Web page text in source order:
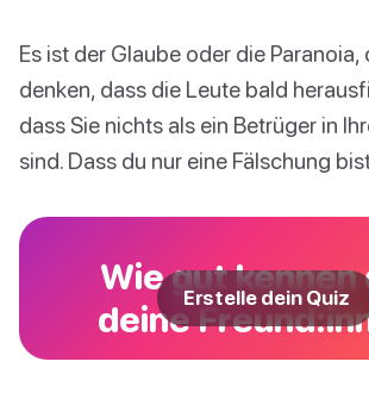
Es ist der Glaube oder die Paranoia,
denken, dass die Leute bald
dass Sie nichts als ein Betrüger in
sind. Dass du nur eine Fälschung
Wie gut kennen
deineErstelle dein Quiz